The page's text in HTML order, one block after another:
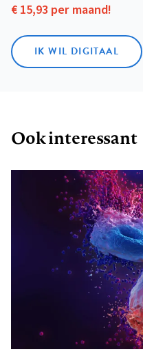
€ 15,93 per maand!
IK WIL DIGITAAL
Ook interessant